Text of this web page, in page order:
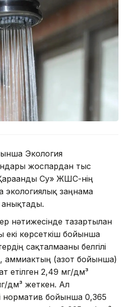
Экология
жоспардан тыс
Су» ЖШС-нің
экологиялық заңнама
анықтады.
нәтижесінде тазартылған
екі көрсеткіш бойынша
сақталмағаны белгілі
аммиактың (азот бойынша)
етілген 2,49 мг/дм³
дм³ жеткен. Ал
норматив бойынша 0,365